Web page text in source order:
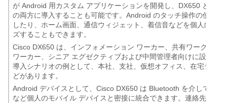
が Android 用カスタム アプリケーションを開発し、DX650 とモバ
の両方に導入することも可能です。Android のタッチ操作の使いや
したり、ホーム画面、通信ウィジェット、着信音などを個人向け
ズすることもできます。
Cisco DX650 は、インフォメーション ワーカー、共有ワークスペ
ワーカー、シニア エグゼクティブおよび中間管理者向けに設計さ
導入シナリオの例として、本社、支社、仮想オフィス、在宅テレ
どがあります。
Android デバイスとして、Cisco DX650 は Bluetooth を介してスマ
など個人のモバイル デバイスと密接に統合できます。連絡先や通